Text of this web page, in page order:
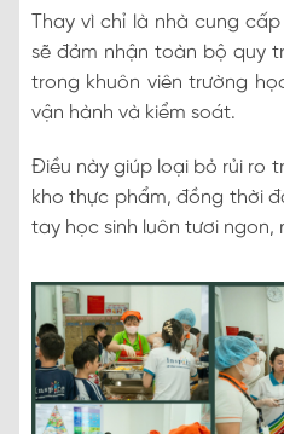
Thay vì chỉ là nhà cung
sẽ đảm nhận toàn bộ quy
trong khuôn viên trường
vận hành và kiểm soát.
Điều này giúp loại bỏ rủi ro
kho thực phẩm, đồng thời
tay học sinh luôn tươi ngon,